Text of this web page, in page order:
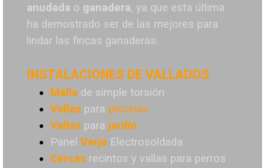
anudada o ganadera, ya que esta última
ha demostrado ser de las mejores para
lindar las fincas ganaderas.
INSTALACIONES DE VALLADOS
Malla de simple torsión
Vallas para piscinas
Vallas para jardín
Panel Verja Electrosoldada
Cercas recintos y vallas para perros